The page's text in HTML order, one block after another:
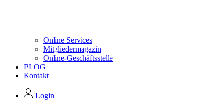
Online Services
Mitgliedermagazin
Online-Geschäftsstelle
BLOG
Kontakt
Login